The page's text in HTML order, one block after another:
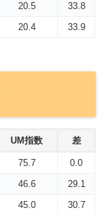
20.5
33.8
20.4 33.9
UM指数 差
75.7
0.0
46.6
29.1
45.0
30.7